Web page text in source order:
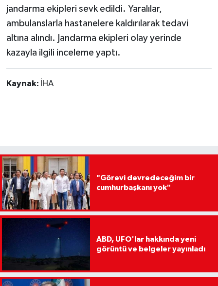
jandarma ekipleri sevk edildi. Yaralılar,
ambulanslarla hastanelere kaldırılarak tedavi
altına alındı. Jandarma ekipleri olay yerinde
kazayla ilgili inceleme yaptı.
Kaynak: İHA
"Görevi devredeceğim bir
cumhurbaşkanı yok"
ABD, UFO'lar hakkında yeni
görüntü ve belgeler yayınladı